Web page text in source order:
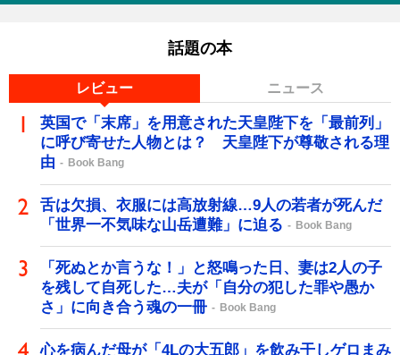
話題の本
レビュー ニュース
英国で「末席」を用意された天皇陛下を「最前列」
に呼び寄せた人物とは？ 天皇陛下が尊敬される理
由
Book Bang
舌は欠損、衣服には高放射線…9人の若者が死んだ
「世界一不気味な山岳遭難」に迫る
Book Bang
「死ぬとか言うな！」と怒鳴った日、妻は2人の子
を残して自死した…夫が「自分の犯した罪や愚か
さ」に向き合う魂の一冊
Book Bang
心を病んだ母が「4Lの大五郎」を飲み干しゲロまみ